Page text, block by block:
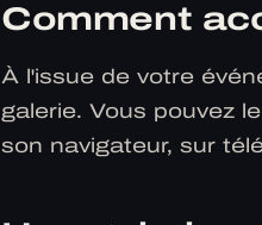
Comment
À l'issue de votre
galerie. Vous pouvez
son navigateur, sur